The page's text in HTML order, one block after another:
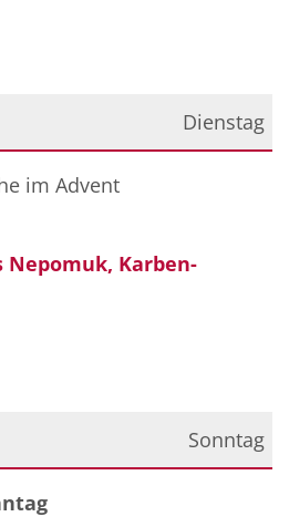
Dienstag
2025
im Advent
Nepomuk, Karben-
Sonntag